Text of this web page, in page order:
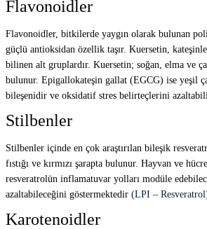
Flavonoidler
Flavonoidler, bitkilerde yaygın olarak bulunan
güçlü antioksidan özellik taşır. Kuersetin,
bilinen alt gruplardır. Kuersetin; soğan, elma ve
bulunur. Epigallokateşin gallat (EGCG) ise yeşil
bileşenidir ve oksidatif stres belirteçlerini
Stilbenler
Stilbenler içinde en çok araştırılan bileşik
fıstığı ve kırmızı şarapta bulunur. Hayvan ve
resveratrolün inflamatuvar yolları modüle
azaltabileceğini göstermektedir (LPI –
Karotenoidler